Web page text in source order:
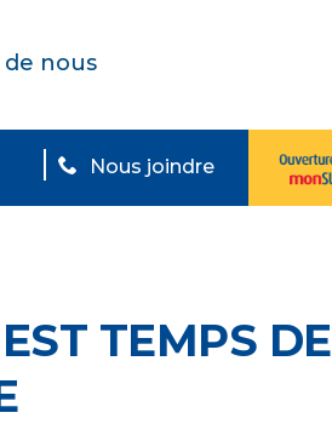
nous
Nous joindre
TEMPS DE